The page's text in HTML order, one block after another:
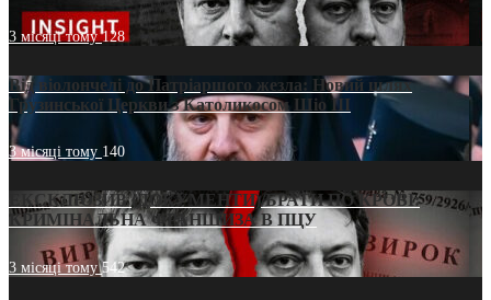
3 місяці тому128
Від віолончелі до Патріаршого жезла: Новий шлях
Грузинської Церкви з Католикосом Шіо III
3 місяці тому 140
ЕКСКЛЮЗИВ (ДОКУМЕНТИ)/БРАТИ ПО КРОВІ:
КРИМІНАЛЬНА ФРАНШИЗА В ПЦУ
3 місяці тому542